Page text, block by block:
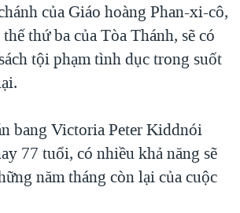
của Giáo hoàng Phan-xi-cô,
thứ ba của Tòa Thánh, sẽ có
tội phạm tình dục trong suốt
bang Victoria Peter Kiddnói
77 tuổi, có nhiều khả năng sẽ
năm tháng còn lại của cuộc